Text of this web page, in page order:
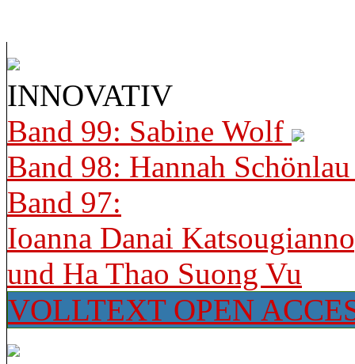
INNOVATIV
Band 99: Sabine Wolf
Band 98: Hannah
Band 97:
Ioanna Danai
und Ha Thao Suong Vu
VOLLTEXT OPEN